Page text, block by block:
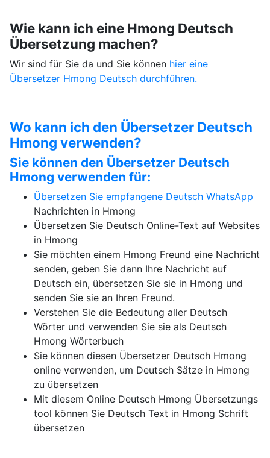
Wie kann ich eine Hmong Deutsch
Übersetzung machen?
Wir sind für Sie da und Sie können hier eine
Übersetzer Hmong Deutsch durchführen.
Wo kann ich den Übersetzer Deutsch
Hmong verwenden?
Sie können den Übersetzer Deutsch
Hmong verwenden für:
Übersetzen Sie empfangene Deutsch WhatsApp
Nachrichten in Hmong
Übersetzen Sie Deutsch Online-Text auf Websites
in Hmong
Sie möchten einem Hmong Freund eine Nachricht
senden, geben Sie dann Ihre Nachricht auf
Deutsch ein, übersetzen Sie sie in Hmong und
senden Sie sie an Ihren Freund.
Verstehen Sie die Bedeutung aller Deutsch
Wörter und verwenden Sie sie als Deutsch
Hmong Wörterbuch
Sie können diesen Übersetzer Deutsch Hmong
online verwenden, um Deutsch Sätze in Hmong
zu übersetzen
Mit diesem Online Deutsch Hmong Übersetzungs
tool können Sie Deutsch Text in Hmong Schrift
übersetzen